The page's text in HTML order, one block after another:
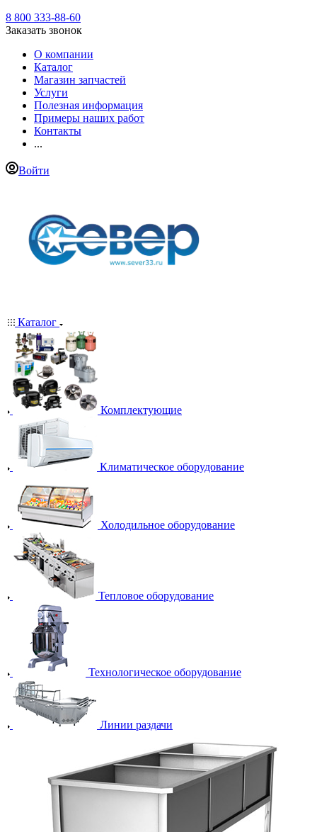
8 800 333-88-60
Заказать звонок
О компании
Каталог
Магазин запчастей
Услуги
Полезная информация
Примеры наших работ
Контакты
...
Войти
Каталог
Комплектующие
Климатическое оборудование
Холодильное оборудование
Тепловое оборудование
Технологическое оборудование
Линии раздачи